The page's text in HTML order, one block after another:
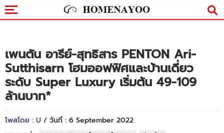
เพนตัน อารีย์-สุทธิสาร PENTON Ari-
Sutthisarn โฮมออฟฟิศและบ้านเดี่ยว
ระดับ Super Luxury เริ่มต้น 49-109
ล้านบาท*
โพสโดย : U / วันที่ : 6 September 2022